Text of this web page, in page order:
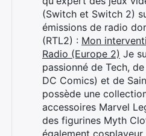
(Switch et Switch 2)
émissions de radio
(RTL2) : Mon
Radio (Europe 2) Je
passionné de Tech,
DC Comics) et de
possède une
accessoires Marvel
des figurines Myth
également cosplayeur